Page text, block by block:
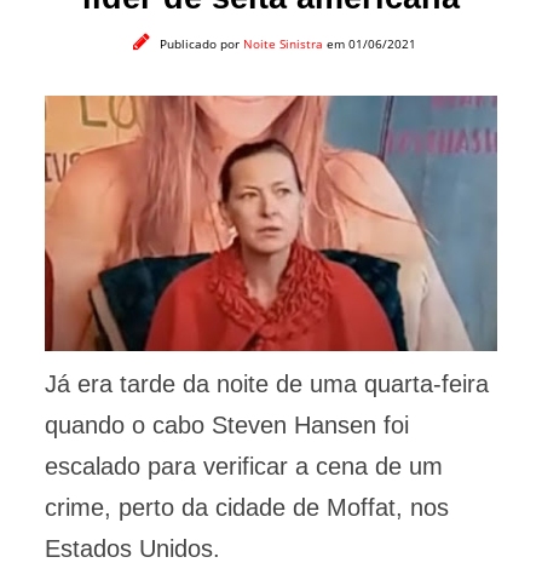
Publicado por Noite Sinistra em 01/06/2021
Já era tarde da noite de uma quarta-feira
quando o cabo Steven Hansen foi
escalado para verificar a cena de um
crime, perto da cidade de Moffat, nos
Estados Unidos.